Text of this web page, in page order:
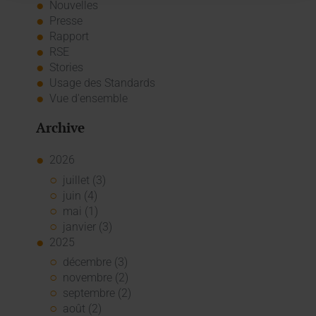
Nouvelles
Presse
Rapport
RSE
Stories
Usage des Standards
Vue d'ensemble
Archive
2026
juillet (3)
juin (4)
mai (1)
janvier (3)
2025
décembre (3)
novembre (2)
septembre (2)
août (2)